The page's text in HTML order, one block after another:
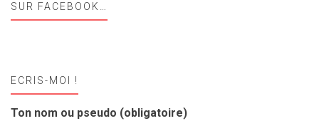
SUR FACEBOOK…
ECRIS-MOI !
Ton nom ou pseudo (obligatoire)